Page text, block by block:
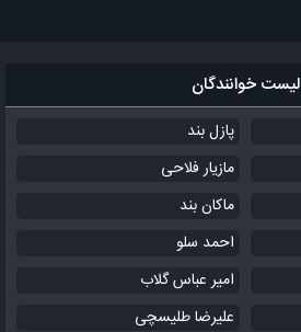
لیست خوانندگان
پازل بند
مازیار فلاحی
ماکان بند
احمد سلو
امیر عباس گلاب
علیرضا طلیسچی